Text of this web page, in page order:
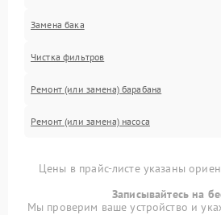
Замена бака
Чистка фильтров
Ремонт (или замена) барабана
Ремонт (или замена) насоса
Цены в прайс-листе указаны
Записывайтесь на
Мы проверим ваше устройство и